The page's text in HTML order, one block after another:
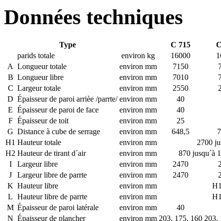
Données techniques
Type C 715
parids totale
environ kg 16000
A Longueur totale environ mm 7150
B Longueur libre environ mm 7010
C Largeur totale environ mm 2550
D Épaisseur de paroi arrièe /parrte/ environ mm
40
E Épaisseur de paroi de face environ mm
40
F Épaisseur de toit environ mm
25
G Distance à cube de serrage environ mm 648,5
H1 Hauteur totale environ mm
2700
H2 Hauteur de tirant d´air environ mm
870 jusqu´à
I
Largeur libre environ mm 2470
J
Largeur libre de parrte environ mm 2470
K Hauteur libre environ mm
L Hauteur libre de parrte environ mm
M Épaisseur de paroi latérale environ mm
40
N Épaisseur de plancher environ mm 203, 175, 160 203,